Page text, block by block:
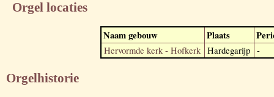
Orgel locaties
Naam gebouw Plaats
Hervormde kerk - Hofkerk Hardegarijp -
Orgelhistorie